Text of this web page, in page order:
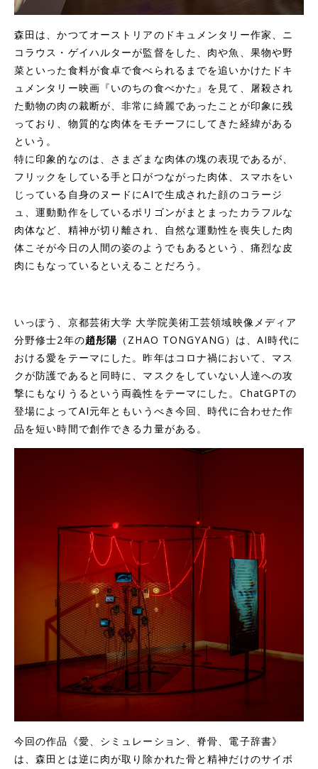
森田は、かつてオーストリアのドキュメンタリー作家、ニ
コラウス・ゲイハルターが監督をした、肉や魚、果物や野
菜といった食料が食卓で食べられるまでを追いかけたドキ
ュメンタリー映画『いのちの食べかた』を見て、屠殺され
た動物の肉の裁断が、非常に綺麗であったことが印象に残
っており、物質的な肉体をモチーフにしてきた経緯がある
という。
特に印象的なのは、さまざまな肉体の塊の表現であるが、
フリックをしている手と口がつながった肉体、スマホをい
じっている自身のヌードにAIで生成された顔のコラージ
ュ、運動動作をしているポリゴンがまとまったカラフルな
肉体など、精神が切り離され、自然な運動性を喪失した肉
体こそが今日の人間の姿のようでもあるという、痛烈な皮
肉にもなっているといえることだろう。
いっぽう、京都芸術大学 大学院美術工芸領域映像メディア
分野修士2年の趙彤陽 （ZHAO TONGYANG）は、AI時代に
おける愛をテーマにした。昨年はコロナ禍において、マス
クが防護であると同時に、マスクをしていない人達への攻
撃にもなりうるという両義性をテーマにした。ChatGPTの
登場によってAI元年ともいうべき今回、時代に合わせた作
品を短い時間で創作できる力量がある。
今回の作品《愛、シミュレーション、脊骨、電子辞書》
は、森田とは逆に肉が取り除かれた骨と精神だけのサイボ